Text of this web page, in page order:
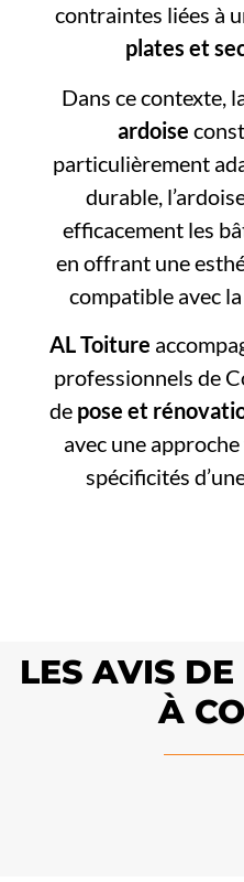
contraintes liées à
plates et
Dans ce contexte,
ardoise
particulièrement
durable,
efficacement les
en offrant une
compatible avec
AL Toiture
professionnels de
de pose et
avec une
spécificités
LES AVIS
À